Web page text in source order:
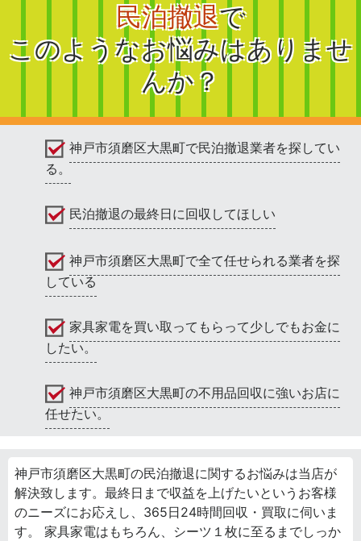
民泊撤退で
このようなお悩みはありませ
んか？
神戸市須磨区大黒町で民泊撤退業者を探してい
る。
民泊撤退の最終日に回収してほしい
神戸市須磨区大黒町で全て任せられる業者を探
している
家具家電を買い取ってもらって少しでもお金に
したい。
神戸市須磨区大黒町の不用品回収に強いお店に
任せたい。
神戸市須磨区大黒町の民泊撤退に関するお悩みは当店が
解決致します。最終日まで収益を上げたいというお客様
のニーズにお応えし、365日24時間回収・買取に伺いま
す。 家具家電はもちろん、シーツ１枚に至るまでしっか